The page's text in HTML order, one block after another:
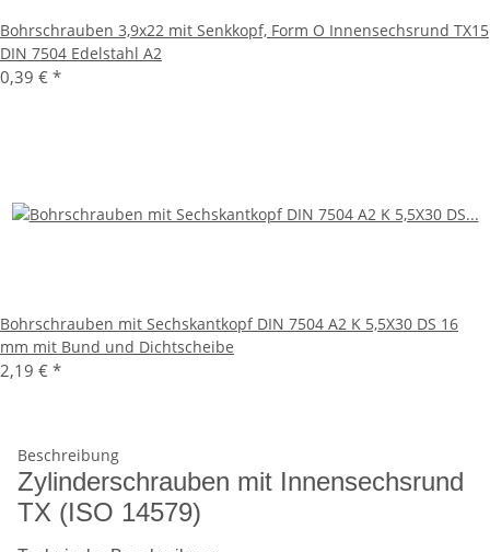
Bohrschrauben 3,9x22 mit Senkkopf, Form O Innensechsrund TX15
DIN 7504 Edelstahl A2
0,39 € *
Bohrschrauben mit Sechskantkopf DIN 7504 A2 K 5,5X30 DS 16
mm mit Bund und Dichtscheibe
2,19 € *
Beschreibung
Zylinderschrauben mit Innensechsrund
TX (ISO 14579)